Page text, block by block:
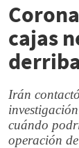
cajas
Irán
cuándo
operación